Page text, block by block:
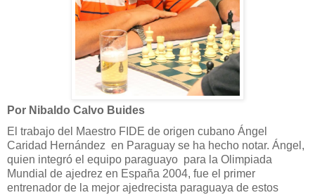
Por Nibaldo Calvo Buides
El trabajo del Maestro FIDE de origen cubano Ángel
Caridad Hernández en Paraguay se ha hecho notar. Ángel,
quien integró el equipo paraguayo para la Olimpiada
Mundial de ajedrez en España 2004, fue el primer
entrenador de la mejor ajedrecista paraguaya de estos